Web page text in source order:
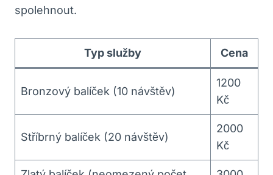
spolehnout.
Typ služby Cena
Bronzový balíček (10 návštěv)
1200
Kč
Stříbrný balíček (20 návštěv)
2000
Kč